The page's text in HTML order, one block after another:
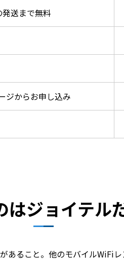
送まで無料
ジからお申し込み
ジョイテル
ること。他のモバイルWiFiレ